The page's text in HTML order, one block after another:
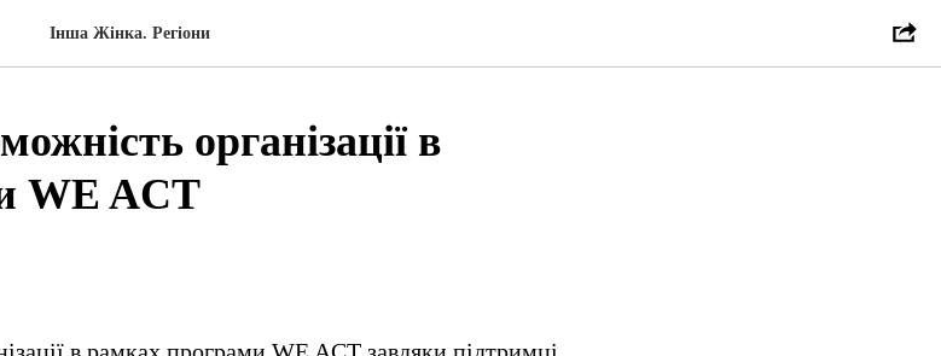
Інша Жінка. Регіони
організації в
WE ACT